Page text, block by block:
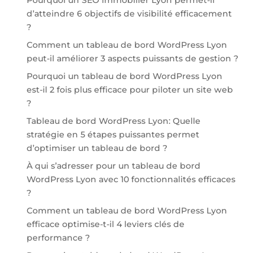
d’atteindre 6 objectifs de visibilité efficacement
?
Comment un tableau de bord WordPress Lyon
peut-il améliorer 3 aspects puissants de gestion ?
Pourquoi un tableau de bord WordPress Lyon
est-il 2 fois plus efficace pour piloter un site web
?
Tableau de bord WordPress Lyon: Quelle
stratégie en 5 étapes puissantes permet
d’optimiser un tableau de bord ?
À qui s’adresser pour un tableau de bord
WordPress Lyon avec 10 fonctionnalités efficaces
?
Comment un tableau de bord WordPress Lyon
efficace optimise-t-il 4 leviers clés de
performance ?